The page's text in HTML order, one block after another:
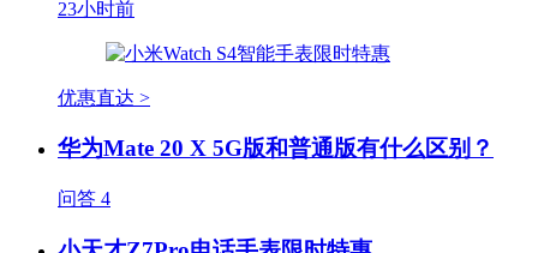
23小时前
优惠直达 >
华为Mate 20 X 5G版和普通版有什么区别？
问答 4